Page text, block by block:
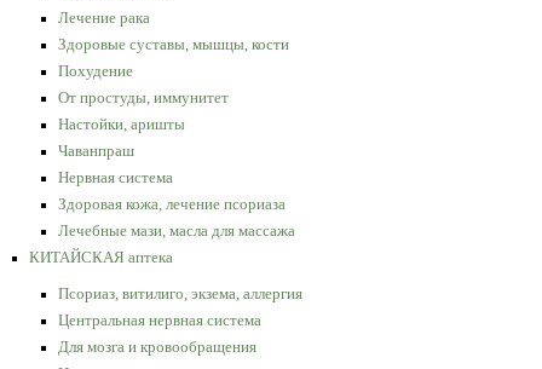
Лечение рака
Здоровые суставы, мышцы, кости
Похудение
От простуды, иммунитет
Настойки, аришты
Чаванпраш
Нервная система
Здоровая кожа, лечение псориаза
Лечебные мази, масла для массажа
КИТАЙСКАЯ аптека
Псориаз, витилиго, экзема, аллергия
Центральная нервная система
Для мозга и кровообращения